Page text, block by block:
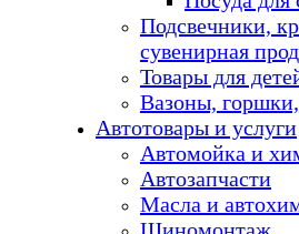
Подсвечники,
сувенирная
Товары для
Вазоны,
Автотовары и услуги
Автомойка и
Автозапчасти
Масла и